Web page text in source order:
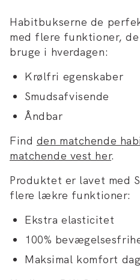
Habitbukserne de
med flere funktioner,
bruge i hverdagen:
Krølfri egenskaber
Smudsafvisende
Åndbar
Find den matchende
matchende vest her.
Produktet er lavet med
flere lækre funktioner:
Ekstra elasticitet
100%
Maksimal komfort